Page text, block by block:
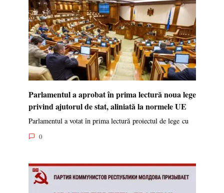
Parlamentul a aprobat în prima lectură noua lege
privind ajutorul de stat, aliniată la normele UE
Parlamentul a votat în prima lectură proiectul de lege cu
0